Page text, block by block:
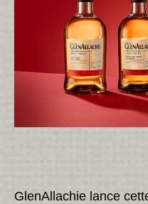
GlenAllachie lance